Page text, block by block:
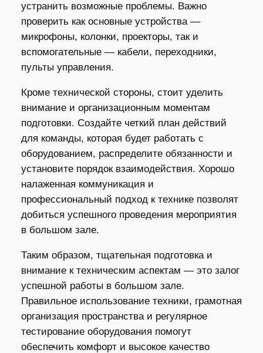
устранить возможные проблемы. Важно
проверить как основные устройства —
микрофоны, колонки, проекторы, так и
вспомогательные — кабели, переходники,
пульты управления.
Кроме технической стороны, стоит уделить
внимание и организационным моментам
подготовки. Создайте четкий план действий
для команды, которая будет работать с
оборудованием, распределите обязанности и
установите порядок взаимодействия. Хорошо
налаженная коммуникация и
профессиональный подход к технике позволят
добиться успешного проведения мероприятия
в большом зале.
Таким образом, тщательная подготовка и
внимание к техническим аспектам — это залог
успешной работы в большом зале.
Правильное использование техники, грамотная
организация пространства и регулярное
тестирование оборудования помогут
обеспечить комфорт и высокое качество